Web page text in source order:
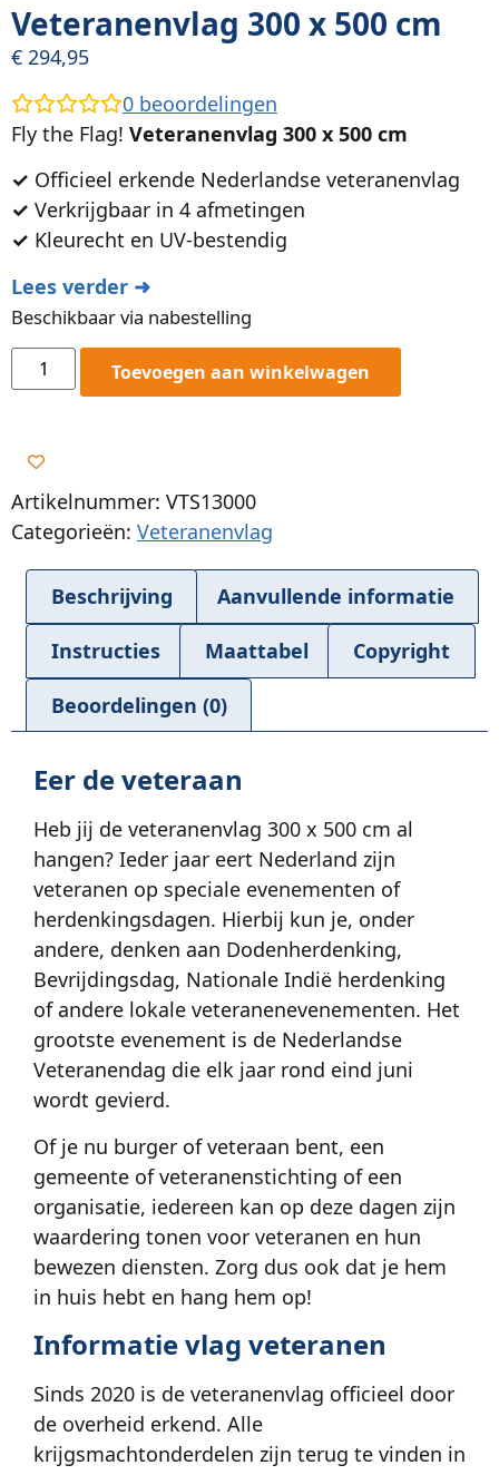
Veteranenvlag 300 x 500 cm
€ 294,95
0 beoordelingen
Fly the Flag! Veteranenvlag 300 x 500 cm
✓ Officieel erkende Nederlandse veteranenvlag
✓ Verkrijgbaar in 4 afmetingen
✓ Kleurecht en UV-bestendig
Lees verder ➜
Beschikbaar via nabestelling
Toevoegen aan winkelwagen
Artikelnummer: VTS13000
Categorieën: Veteranenvlag
Beschrijving Aanvullende informatie
Instructies Maattabel Copyright
Beoordelingen (0)
Eer de veteraan
Heb jij de veteranenvlag 300 x 500 cm al
hangen? Ieder jaar eert Nederland zijn
veteranen op speciale evenementen of
herdenkingsdagen. Hierbij kun je, onder
andere, denken aan Dodenherdenking,
Bevrijdingsdag, Nationale Indië herdenking
of andere lokale veteranenevenementen. Het
grootste evenement is de Nederlandse
Veteranendag die elk jaar rond eind juni
wordt gevierd.
Of je nu burger of veteraan bent, een
gemeente of veteranenstichting of een
organisatie, iedereen kan op deze dagen zijn
waardering tonen voor veteranen en hun
bewezen diensten. Zorg dus ook dat je hem
in huis hebt en hang hem op!
Informatie vlag veteranen
Sinds 2020 is de veteranenvlag officieel door
de overheid erkend. Alle
krijgsmachtonderdelen zijn terug te vinden in